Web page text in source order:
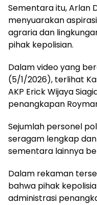
Sementara itu, Arlan
menyuarakan
agraria dan
pihak kepolisian.
Dalam video yang
(5/1/2026), terlihat
AKP Erick Wijaya
penangkapan
Sejumlah personel
seragam lengkap
sementara lainnya
Dalam rekaman
bahwa pihak
administrasi